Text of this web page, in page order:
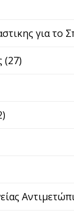
για το
(27)